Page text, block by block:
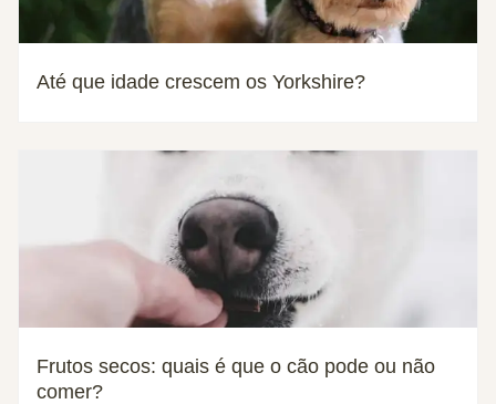
Até que idade crescem os Yorkshire?
Frutos secos: quais é que o cão pode ou não
comer?